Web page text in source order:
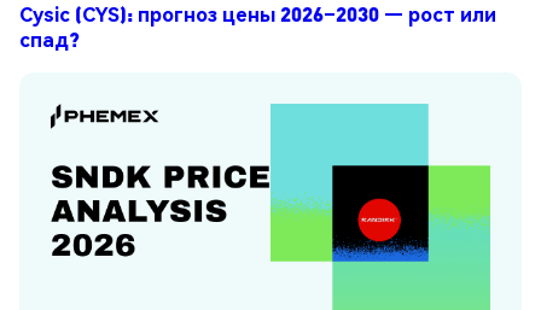
Cysic (CYS): прогноз цены 2026–2030 — рост или
спад?